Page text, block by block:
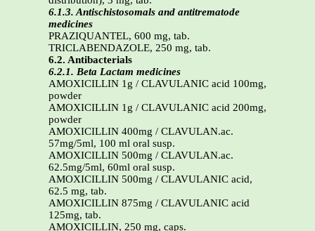
6.1.3. Antischistosomals and antitrematode
medicines
PRAZIQUANTEL, 600 mg, tab.
TRICLABENDAZOLE, 250 mg, tab.
6.2. Antibacterials
6.2.1. Beta Lactam medicines
AMOXICILLIN 1g / CLAVULANIC acid 100mg,
powder
AMOXICILLIN 1g / CLAVULANIC acid 200mg,
powder
AMOXICILLIN 400mg / CLAVULAN.ac.
57mg/5ml, 100 ml oral susp.
AMOXICILLIN 500mg / CLAVULAN.ac.
62.5mg/5ml, 60ml oral susp.
AMOXICILLIN 500mg / CLAVULANIC acid,
62.5 mg, tab.
AMOXICILLIN 875mg / CLAVULANIC acid
125mg, tab.
AMOXICILLIN, 250 mg, caps.